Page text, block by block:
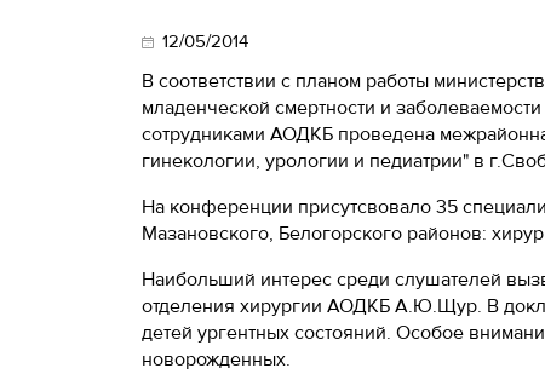
12/05/2014
В соответствии с планом работы
младенческой смертности и
сотрудниками АОДКБ проведена
гинекологии, урологии и педиатрии" в
На конференции присутсвовало 35
Мазановского, Белогорского районов:
Наибольший интерес среди слушателей
отделения хирургии АОДКБ А.Ю.Щур. В
детей ургентных состояний. Особое
новорожденных.